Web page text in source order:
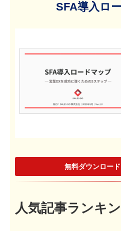
SFA導入ロ
無料ダウンロード
人気記事ランキ